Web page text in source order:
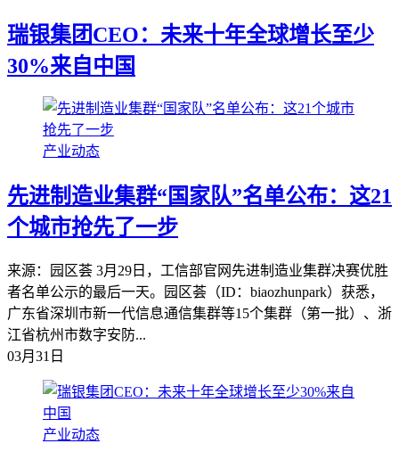
瑞银集团CEO：未来十年全球增长至少
30%来自中国
产业动态
先进制造业集群“国家队”名单公布：这21
个城市抢先了一步
来源：园区荟 3月29日，工信部官网先进制造业集群决赛优胜
者名单公示的最后一天。园区荟（ID：biaozhunpark）获悉，
广东省深圳市新一代信息通信集群等15个集群（第一批）、浙
江省杭州市数字安防...
03月31日
产业动态